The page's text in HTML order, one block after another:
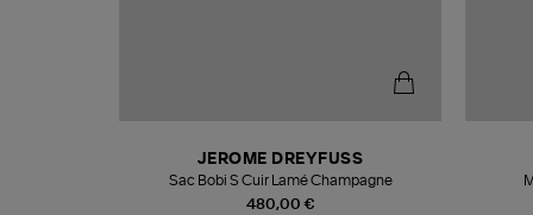
480,00 €
JEROME DREYFUSS
Sac Bobi S Cuir Lamé Champagne